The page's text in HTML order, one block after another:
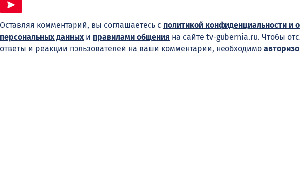
Оставляя комментарий, вы соглашаетесь с политикой конфиденциальности и
персональных данныхи правилами общения на сайте tv-gubernia.ru. Чтобы
ответы и реакции пользователей на ваши комментарии, необходимо